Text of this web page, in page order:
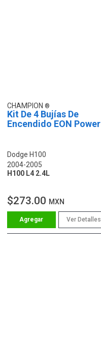
CHAMPION
Kit De 4 Bujías De
Encendido EON Power
Dodge H100
2004-2005
H100 L4 2.4L
$273.00 MXN
Ver Detalles